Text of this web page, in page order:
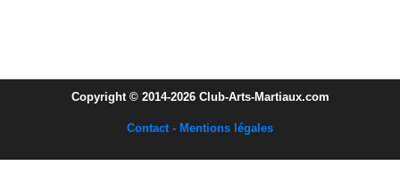
Copyright © 2014-2026 Club-Arts-Martiaux.com
Contact - Mentions légales